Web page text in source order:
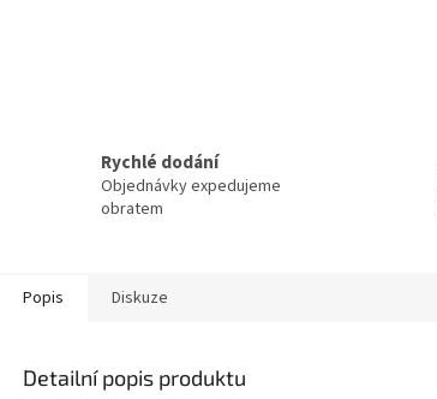
Rychlé dodání
Objednávky expedujeme
obratem
Popis Diskuze
Detailní popis produktu